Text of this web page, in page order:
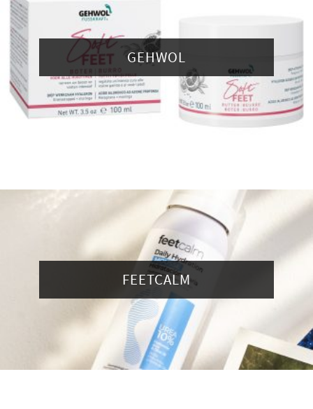
GEHWOL
FEETCALM